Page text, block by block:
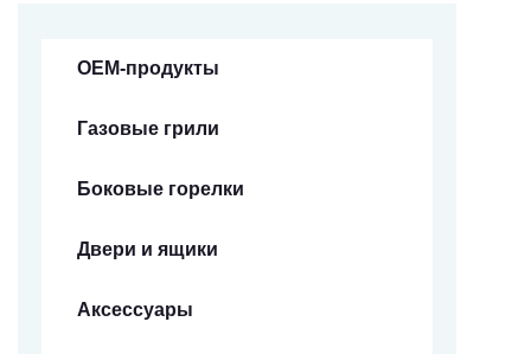
OEM-продукты
Газовые грили
Боковые горелки
Двери и ящики
Аксессуары